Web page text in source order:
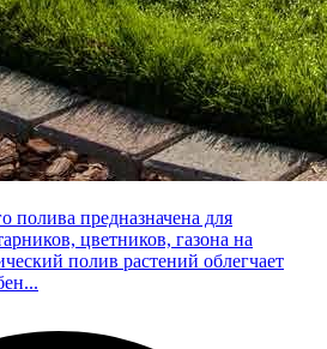
полива предназначена для
цветников, газона на
полив растений облегчает